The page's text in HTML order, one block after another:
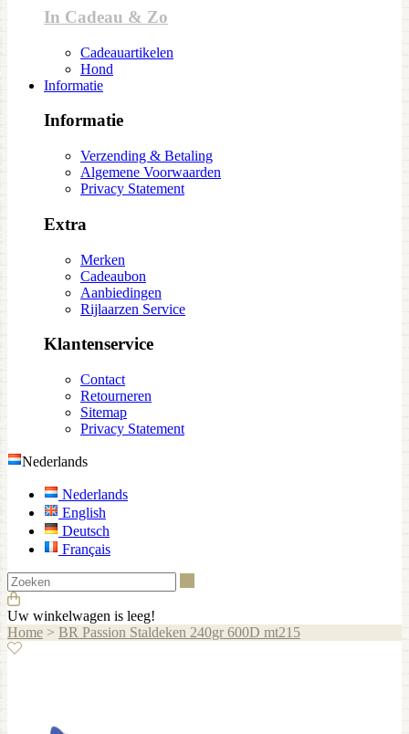
In Cadeau & Zo
Cadeauartikelen
Hond
Informatie
Informatie
Verzending & Betaling
Algemene Voorwaarden
Privacy Statement
Extra
Merken
Cadeaubon
Aanbiedingen
Rijlaarzen Service
Klantenservice
Contact
Retourneren
Sitemap
Privacy Statement
Nederlands
Nederlands
English
Deutsch
Français
Uw winkelwagen is leeg!
Home > BR Passion Staldeken 240gr 600D mt215